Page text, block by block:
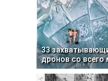
33
дронов со